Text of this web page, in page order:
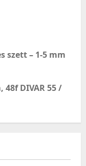
szett – 1-5 mm
DIVAR 55 /